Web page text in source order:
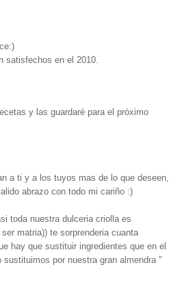
satisfechos en el 2010.
y las guardaré para el próximo
a ti y a los tuyos mas de lo que deseen,
abrazo con todo mi cariño :)
toda nuestra dulceria criolla es
matria)) te sorprenderia cuanta
hay que sustituir ingredientes que en el
por nuestra gran almendra "